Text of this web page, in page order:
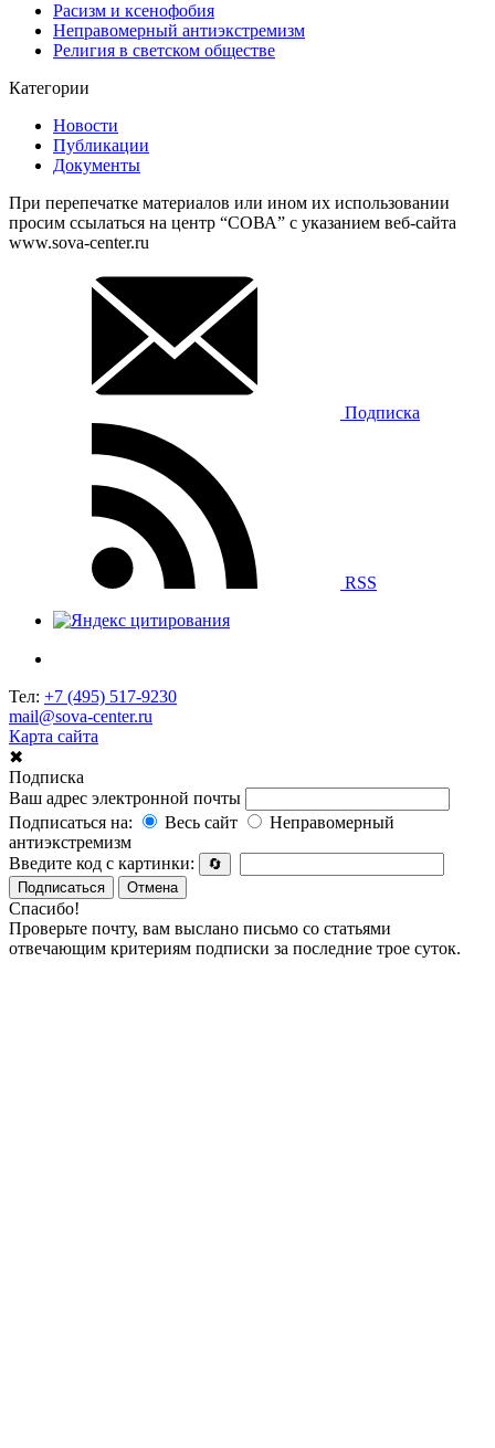
Расизм и ксенофобия
Неправомерный антиэкстремизм
Религия в светском обществе
Категории
Новости
Публикации
Документы
При перепечатке материалов или ином их использовании
просим ссылаться на центр “СОВА” с указанием веб-сайта
www.sova-center.ru
Подписка
RSS
Тел: +7 (495) 517-9230
mail@sova-center.ru
Карта сайта
✖
Подписка
Ваш адрес электронной почты
Подписаться на:
Весь сайт
Неправомерный
антиэкстремизм
Введите код с картинки:
🔄
Подписаться
Отмена
Спасибо!
Проверьте почту, вам выслано письмо со статьями
отвечающим критериям подписки за последние трое суток.